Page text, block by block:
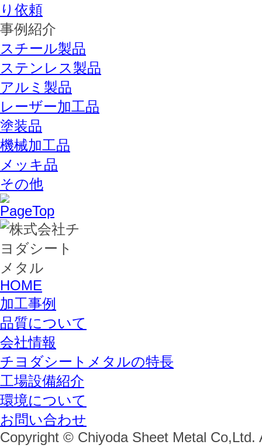
事例紹介
スチール製品
ステンレス製品
アルミ製品
レーザー加工品
塗装品
機械加工品
メッキ品
その他
HOME
加工事例
品質について
会社情報
チヨダシートメタルの特長
工場設備紹介
環境について
お問い合わせ
Copyright © Chiyoda Sheet Metal Co,Ltd.